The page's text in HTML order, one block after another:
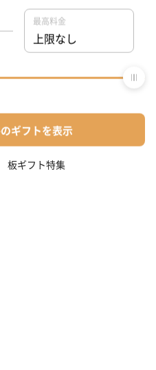
お中元におすすめ！喜ばれる鉄
板ギフト特集